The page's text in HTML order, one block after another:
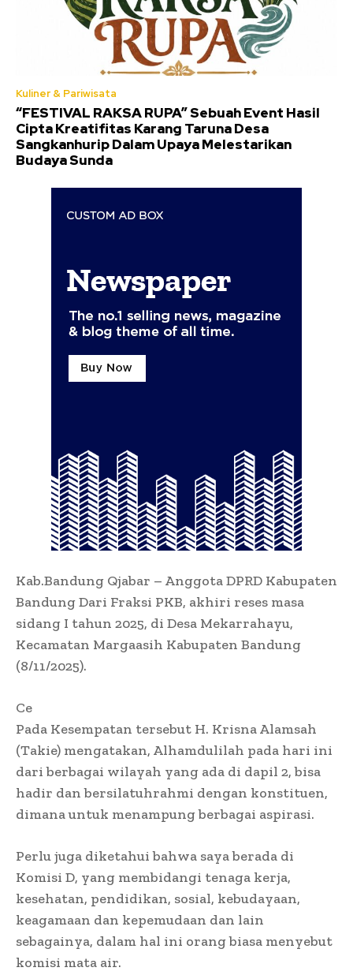
Kuliner & Pariwisata
“FESTIVAL RAKSA RUPA” Sebuah Event Hasil
Cipta Kreatifitas Karang Taruna Desa
Sangkanhurip Dalam Upaya Melestarikan
Budaya Sunda
Kab.Bandung Qjabar – Anggota DPRD Kabupaten
Bandung Dari Fraksi PKB, akhiri reses masa
sidang I tahun 2025, di Desa Mekarrahayu,
Kecamatan Margaasih Kabupaten Bandung
(8/11/2025).
Ce
Pada Kesempatan tersebut H. Krisna Alamsah
(Takie) mengatakan, Alhamdulilah pada hari ini
dari berbagai wilayah yang ada di dapil 2, bisa
hadir dan bersilatuhrahmi dengan konstituen,
dimana untuk menampung berbagai aspirasi.
Perlu juga diketahui bahwa saya berada di
Komisi D, yang membidangi tenaga kerja,
kesehatan, pendidikan, sosial, kebudayaan,
keagamaan dan kepemudaan dan lain
sebagainya, dalam hal ini orang biasa menyebut
komisi mata air.